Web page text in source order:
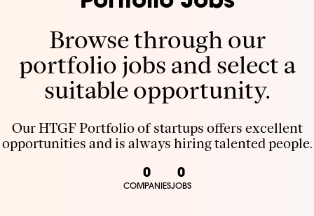
Browse through our
portfolio jobs and select a
suitable opportunity.
Our HTGF Portfolio of startups offers excellent
opportunities and is always hiring talented people.
0
COMPANIES
0
JOBS